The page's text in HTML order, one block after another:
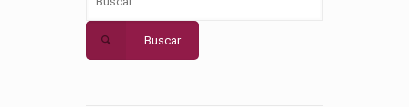
Buscar